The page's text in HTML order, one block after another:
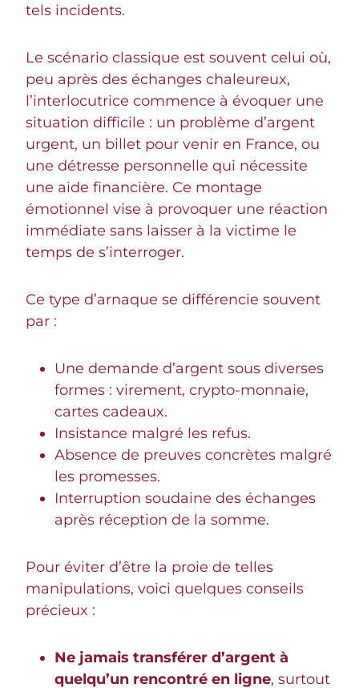
tels incidents.
Le scénario classique est souvent celui où,
peu après des échanges chaleureux,
l’interlocutrice commence à évoquer une
situation difficile : un problème d’argent
urgent, un billet pour venir en France, ou
une détresse personnelle qui nécessite
une aide financière. Ce montage
émotionnel vise à provoquer une réaction
immédiate sans laisser à la victime le
temps de s’interroger.
Ce type d’arnaque se différencie souvent
par :
Une demande d’argent sous diverses
formes : virement, crypto-monnaie,
cartes cadeaux.
Insistance malgré les refus.
Absence de preuves concrètes malgré
les promesses.
Interruption soudaine des échanges
après réception de la somme.
Pour éviter d’être la proie de telles
manipulations, voici quelques conseils
précieux :
Ne jamais transférer d’argent à
quelqu’un rencontré en ligne, surtout